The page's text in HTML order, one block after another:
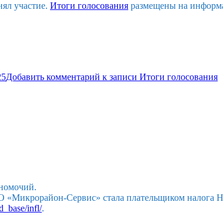
участие. Итоги голосования размещены на
Добавить комментарий к записи Итоги голосования
Сервис» стала плательщиком налога
infl/.